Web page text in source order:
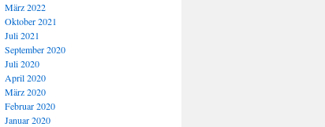
März 2022
Oktober 2021
Juli 2021
September 2020
Juli 2020
April 2020
März 2020
Februar 2020
Januar 2020